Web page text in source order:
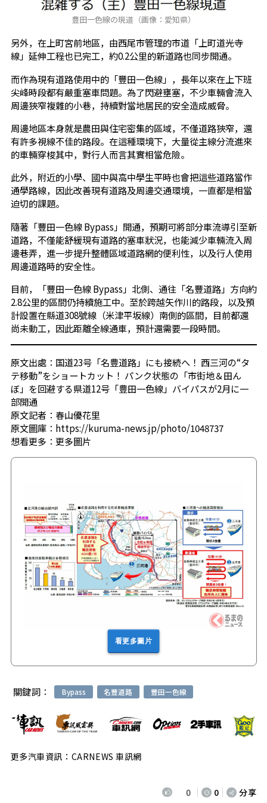
豊田一色線の現道（画像：愛知県）
另外，在上町宮前地區，由西尾市管理的市道「上町道光寺
線」延伸工程也已完工，約0.2公里的新道路也同步開通。
而作為現有道路使用中的「豐田一色線」，長年以來在上下班
尖峰時段都有嚴重塞車問題。為了閃避壅塞，不少車輛會流入
周邊狹窄複雜的小巷，持續對當地居民的安全造成威脅。
周邊地區本身就是農田與住宅密集的區域，不僅道路狹窄，還
有許多視線不佳的路段。在這種環境下，大量從主線分流進來
的車輛穿梭其中，對行人而言其實相當危險。
此外，附近的小學、國中與高中學生平時也會把這些道路當作
通學路線，因此改善現有道路及周邊交通環境，一直都是相當
迫切的課題。
隨著「豐田一色線 Bypass」開通，預期可將部分車流導引至新
道路，不僅能舒緩現有道路的塞車狀況，也能減少車輛流入周
邊巷弄，進一步提升整體區域道路網的便利性，以及行人使用
周邊道路時的安全性。
目前，「豐田一色線 Bypass」北側、通往「名豐道路」方向約
2.8公里的區間仍持續施工中。至於跨越矢作川的路段，以及預
計設置在縣道308號線（米津平坂線）南側的區間，目前都還
尚未動工，因此距離全線通車，預計還需要一段時間。
原文出處：国道23号「名豊道路」にも接続へ！ 西三河の“タ
テ移動”をショートカット！ パンク状態の「市街地＆田ん
ぼ」を回避する県道12号「豊田一色線」バイパスが2月に一
部開通
原文記者：春山優花里
原文圖庫：https://kuruma-news.jp/photo/1048737
想看更多： 更多圖片
看更多圖片
關鍵詞： Bypass 名豐道路 豐田一色線
更多汽車資訊：CARNEWS 車訊網
0 0 分享